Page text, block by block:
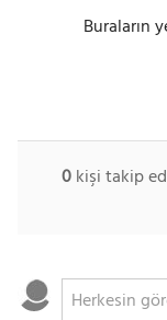
Buraların
0kişi takip